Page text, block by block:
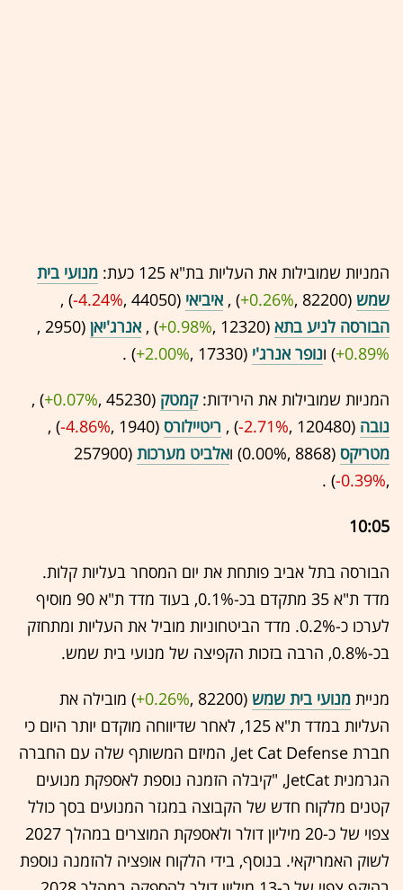
המניות שמובילות את העליות בת"א 125 כעת:
מנועי בית
שמש (82200 ,‎
+0.26%
‏) ,איביאי (44050 ,‎
-4.24%
‏) ,
הבורסה לניע בתא (12320 ,‎
+0.98%
‏) ,אנרג'יאן (2950 ,‎
+0.89%‏) ונופר אנרג'י (17330 ,‎
+2.00%
‏) .
המניות שמובילות את הירידות:קמטק (45230 ,‎
+0.07%
‏) ,
נובה (120480 ,‎
-2.71%
‏) , ריטיילורס (1940 ,‎
-4.86%
‏) ,
מטריקס (8868 ,‎
0.00%‏) ואלביט מערכות (257900
,‎
-0.39%
‏) .
10:05
הבורסה בתל אביב פותחת את יום המסחר בעליות קלות.
מדד ת"א 35 מתקדם בכ-0.1%, בעוד מדד ת"א 90 מוסיף
לערכו כ-0.2%. מדד הביטחוניות מוביל את העליות ומתחזק
בכ-0.8%, הרבה בזכות הקפיצה של מנועי בית שמש.
מניית מנועי בית שמש (82200 ,‎
+0.26%‏) מובילה את
העליות במדד ת"א 125, לאחר שדיווחה מוקדם יותר היום כי
חברת Jet Cat Defense, המיזם המשותף שלה עם החברה
הגרמנית JetCat, "קיבלה הזמנה נוספת לאספקת מנועים
קטנים מלקוח חדש של הקבוצה במגזר המנועים בסך כולל
צפוי של כ-20 מיליון דולר ולאספקת המוצרים במהלך 2027
לשוק האמריקאי. בנוסף, בידי הלקוח אופציה להזמנה נוספת